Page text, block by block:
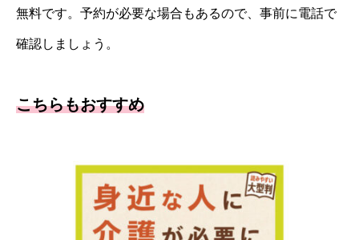
無料です。予約が必要な場合もあるので、事前に電話で
確認しましょう。
こちらもおすすめ